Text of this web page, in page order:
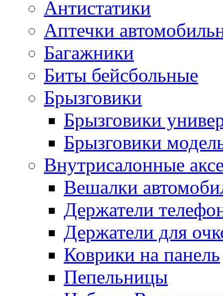
Антистатики
Аптечки
Багажники
Биты бейсбольные
Брызговики
Брызговики
Брызговики
Внутрисалонные
Вешалки
Держатели
Держатели для
Коврики на панель
Пепельницы